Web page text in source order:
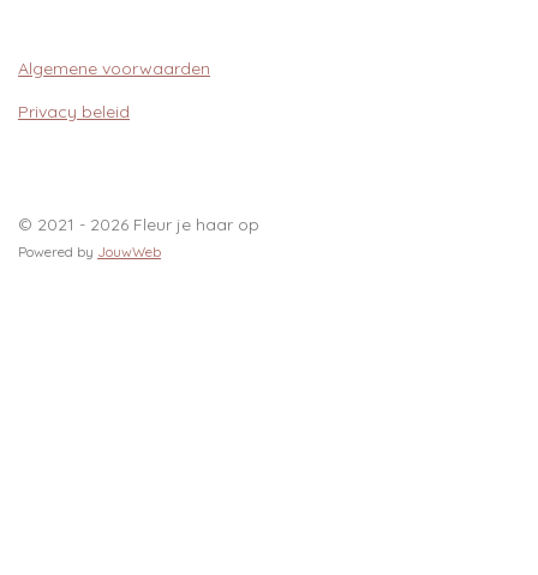
Algemene voorwaarden
Privacy beleid
© 2021 - 2026 Fleur je haar op
Powered by JouwWeb